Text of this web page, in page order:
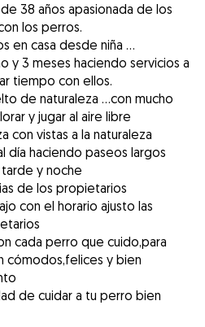
38 años apasionada de los
los perros.
en casa desde niña ...
y 3 meses haciendo servicios a
tiempo con ellos.
de naturaleza ...con mucho
y jugar al aire libre
con vistas a la naturaleza
día haciendo paseos largos
y noche
de los propietarios
con el horario ajusto las
cada perro que cuido,para
cómodos,felices y bien
de cuidar a tu perro bien